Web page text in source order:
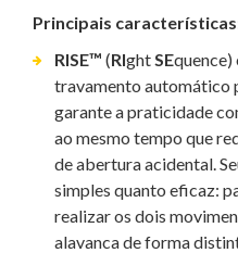
Principais
RISE™ (RIght SEquence)
travamento automático
garante a praticidade
ao mesmo tempo que
de abertura acidental.
simples quanto eficaz:
realizar os dois
alavanca de forma